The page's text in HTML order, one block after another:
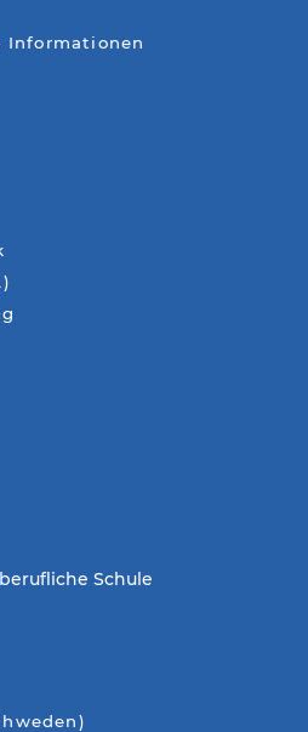
Informationen
Schule